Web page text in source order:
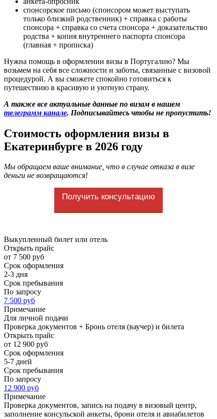
спонсорское письмо (спонсором может выступать
только близкий родственник) + справка с работы
спонсора + справка со счета спонсора + доказательство
родства + копия внутреннего паспорта спонсора
(главная + прописка)
Нужна помощь в оформлении визы в Португалию? Мы
возьмем на себя все сложности и заботы, связанные с визовой
процедурой. А вы сможете спокойно готовиться к
путешествию в красивую и уютную страну.
А также все актуальные данные по визам в нашем
телеграмм канале. Подписывайтесь чтобы не пропустить!
Стоимость оформления визы в
Екатеринбурге в 2026 году
Мы обращаем ваше внимание, что в случае отказа в визе
деньги не возвращаются!
Получить консультацию
Выкупленный билет или отель
Открыть прайс
от 7 500 руб
Срок оформления
2-3 дня
Срок пребывания
По запросу
7 500 руб
Примечание
Для личной подачи
Проверка документов + Бронь отеля (ваучер) и билета
Открыть прайс
от 12 900 руб
Срок оформления
5-7 дней
Срок пребывания
По запросу
12 900 руб
Примечание
Проверка документов, запись на подачу в визовый центр,
заполнение консульской анкеты, брони отеля и авиабилетов